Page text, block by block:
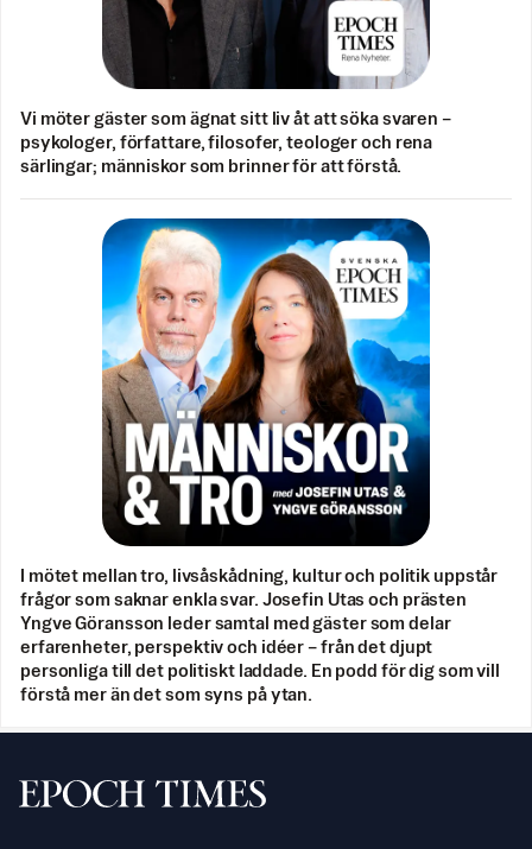
Vi möter gäster som ägnat sitt liv åt att söka svaren –
psykologer, författare, filosofer, teologer och rena
särlingar; människor som brinner för att förstå.
I mötet mellan tro, livsåskådning, kultur och politik uppstår
frågor som saknar enkla svar. Josefin Utas och prästen
Yngve Göransson leder samtal med gäster som delar
erfarenheter, perspektiv och idéer – från det djupt
personliga till det politiskt laddade. En podd för dig som vill
förstå mer än det som syns på ytan.
Svenska Epoch Times